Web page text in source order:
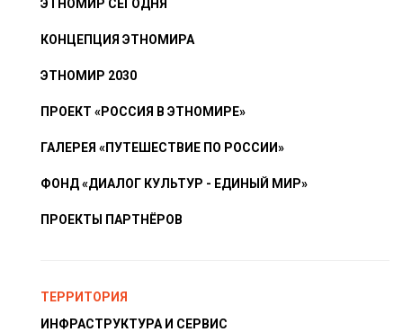
ЭТНОМИР СЕГОДНЯ
КОНЦЕПЦИЯ ЭТНОМИРА
ЭТНОМИР 2030
ПРОЕКТ «РОССИЯ В ЭТНОМИРЕ»
ГАЛЕРЕЯ «ПУТЕШЕСТВИЕ ПО РОССИИ»
ФОНД «ДИАЛОГ КУЛЬТУР - ЕДИНЫЙ МИР»
ПРОЕКТЫ ПАРТНЁРОВ
ТЕРРИТОРИЯ
ИНФРАСТРУКТУРА И СЕРВИС